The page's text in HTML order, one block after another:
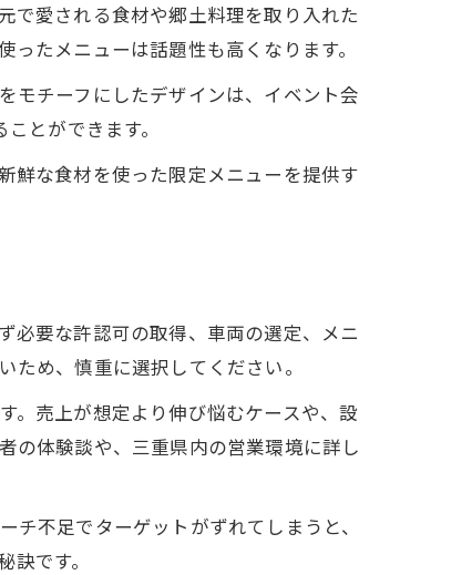
で愛される食材や郷土料理を取り入れた
たメニューは話題性も高くなります。
モチーフにしたデザインは、イベント会
とができます。
鮮な食材を使った限定メニューを提供す
必要な許認可の取得、車両の選定、メニ
め、慎重に選択してください。
。売上が想定より伸び悩むケースや、設
の体験談や、三重県内の営業環境に詳し
不足でターゲットがずれてしまうと、
です。